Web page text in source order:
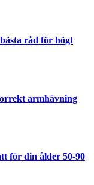
råd för högt
armhävning
för din ålder 50-90